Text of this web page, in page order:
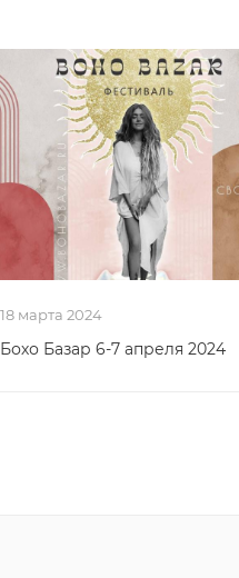
18 марта 2024
Бохо Базар 6-7 апреля 2024